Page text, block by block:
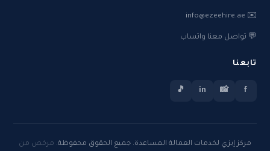
✉️ info@ezeehire.ae
💬 تواصل معنا واتساب
تابعنا
f
📸
in
🎵
مركز إيزي لخدمات العمالة المساعدة. جميع الحقوق محفوظة. مرخص من